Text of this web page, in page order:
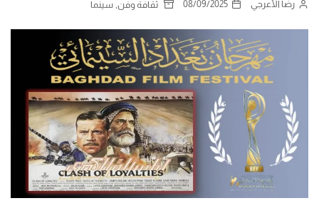
رضا الأعرجي 08/09/2025 ثقافة وفن سينما